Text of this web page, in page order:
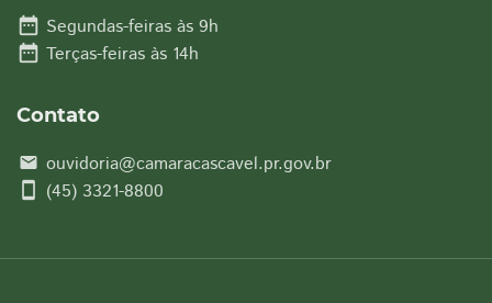
date_range Segundas-feiras às 9h
date_range Terças-feiras às 14h
Contato
email ouvidoria@camaracascavel.pr.gov.br
smartphone (45) 3321-8800